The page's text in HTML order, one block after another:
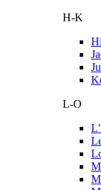
H-K
L-O